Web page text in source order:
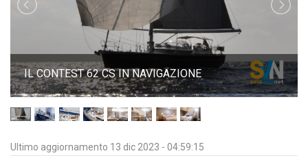
IL CONTEST 62 CS IN NAVIGAZIONE
Ultimo aggiornamento 13 dic 2023 - 04:59:15